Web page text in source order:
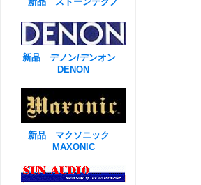
新品 デノン/デンオン
DENON
新品 マクソニック
MAXONIC